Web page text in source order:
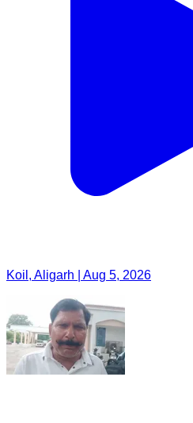
Koil, Aligarh | Aug 5, 2026